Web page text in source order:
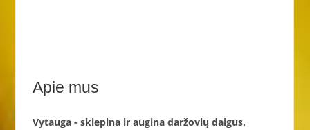
Apie mus
Vytauga - skiepina ir augina daržovių daigus.